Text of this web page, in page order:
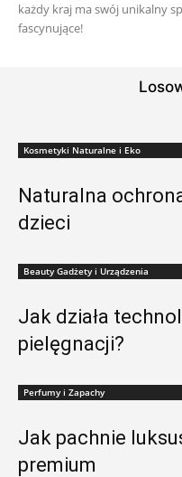
każdy kraj ma swój unikalny
fascynujące!
Kosmetyki Naturalne i Eko
Naturalna
dzieci
Beauty Gadżety i Urządzenia
Jak działa
pielęgnacji?
Perfumy i Zapachy
Jak pachnie
premium